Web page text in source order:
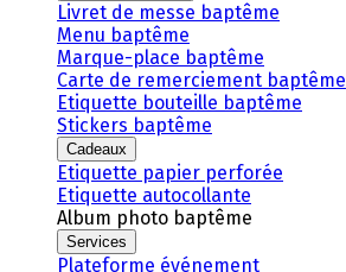
Livret de messe baptême
Menu baptême
Marque-place baptême
Carte de remerciement baptême
Etiquette bouteille baptême
Stickers baptême
Cadeaux
Etiquette papier perforée
Etiquette autocollante
Album photo baptême
Services
Plateforme événement